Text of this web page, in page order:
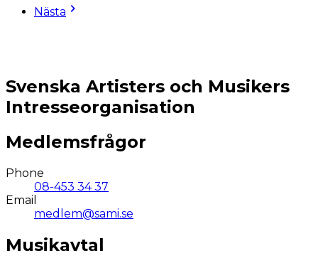
Nästa
Svenska Artisters och Musikers
Intresseorganisation
Medlemsfrågor
Phone
08-453 34 37
Email
medlem@sami.se
Musikavtal